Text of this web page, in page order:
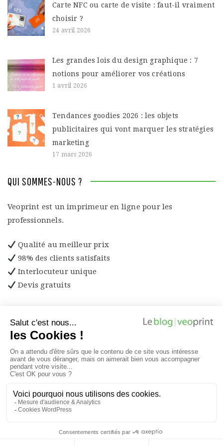
Carte NFC ou carte de visite : faut-il vraiment
choisir ?
24 avril 2026
Les grandes lois du design graphique : 7
notions pour améliorer vos créations
1 avril 2026
Tendances goodies 2026 : les objets
publicitaires qui vont marquer les stratégies
marketing
17 mars 2026
QUI SOMMES-NOUS ?
Veoprint est un imprimeur en ligne pour les
professionnels.
Qualité au meilleur prix
98% des clients satisfaits
Interlocuteur unique
Devis gratuits
Découvrez les produits
VEOPRINT : QUI SOMMES NOUS ? VEOPRINT 2026
MENTIONS LÉGALES
PRINT & GOODIES EN LIGNE